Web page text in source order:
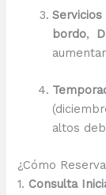
bordo,
altos
¿Cómo
1. Consulta